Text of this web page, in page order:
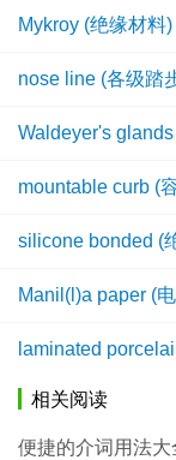
Mykroy (绝缘材料)
nose line (各级踏
Waldeyer's
mountable curb (
silicone bonded (
Manil(l)a paper (
laminated
相关阅读
便捷的介词用法大